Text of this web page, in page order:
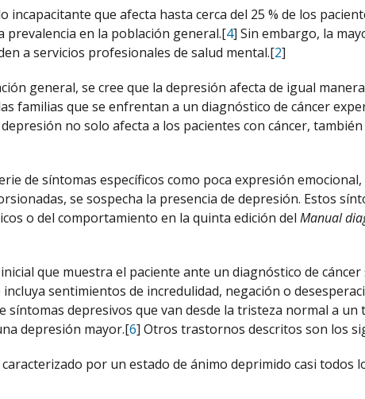
que afecta hasta cerca del 25 % de los
prevalencia en la población general.[4] Sin embargo, la
a servicios profesionales de salud mental.[2]
general, se cree que la depresión afecta de igual
familias que se enfrentan a un diagnóstico de cáncer
no solo afecta a los pacientes con cáncer,
de síntomas específicos como poca expresión
se sospecha la presencia de depresión. Estos
o del comportamiento en la quinta edición del Manual
que muestra el paciente ante un diagnóstico de
sentimientos de incredulidad, negación o
depresivos que van desde la tristeza normal a
depresión mayor.[6] Otros trastornos descritos son los
por un estado de ánimo deprimido casi todos